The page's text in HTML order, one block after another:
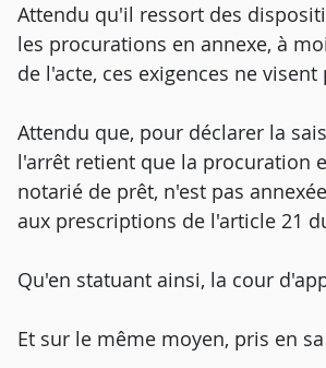
Attendu qu'il ressort des
les procurations en annexe, à
de l'acte, ces exigences ne
Attendu que, pour déclarer la
l'arrêt retient que la procuration
notarié de prêt, n'est pas
aux prescriptions de l'article 21
Qu'en statuant ainsi, la cour
Et sur le même moyen, pris en